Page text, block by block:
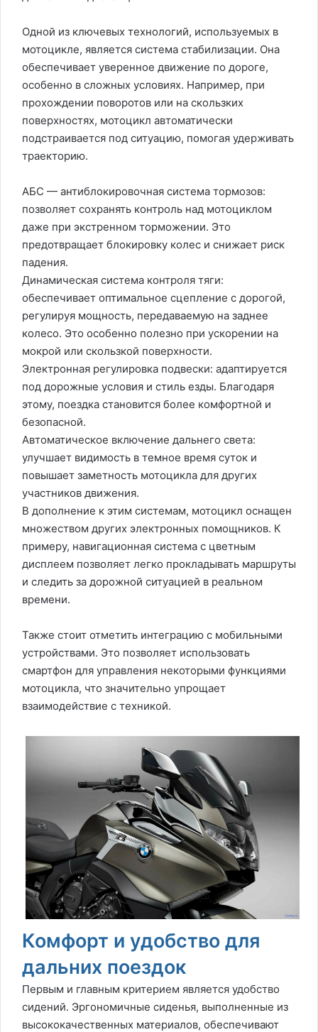
Одной из ключевых технологий, используемых в
мотоцикле, является система стабилизации. Она
обеспечивает уверенное движение по дороге,
особенно в сложных условиях. Например, при
прохождении поворотов или на скользких
поверхностях, мотоцикл автоматически
подстраивается под ситуацию, помогая удерживать
траекторию.
АБС — антиблокировочная система тормозов:
позволяет сохранять контроль над мотоциклом
даже при экстренном торможении. Это
предотвращает блокировку колес и снижает риск
падения.
Динамическая система контроля тяги:
обеспечивает оптимальное сцепление с дорогой,
регулируя мощность, передаваемую на заднее
колесо. Это особенно полезно при ускорении на
мокрой или скользкой поверхности.
Электронная регулировка подвески: адаптируется
под дорожные условия и стиль езды. Благодаря
этому, поездка становится более комфортной и
безопасной.
Автоматическое включение дальнего света:
улучшает видимость в темное время суток и
повышает заметность мотоцикла для других
участников движения.
В дополнение к этим системам, мотоцикл оснащен
множеством других электронных помощников. К
примеру, навигационная система с цветным
дисплеем позволяет легко прокладывать маршруты
и следить за дорожной ситуацией в реальном
времени.
Также стоит отметить интеграцию с мобильными
устройствами. Это позволяет использовать
смартфон для управления некоторыми функциями
мотоцикла, что значительно упрощает
взаимодействие с техникой.
Комфорт и удобство для
дальних поездок
Первым и главным критерием является удобство
сидений. Эргономичные сиденья, выполненные из
высококачественных материалов, обеспечивают